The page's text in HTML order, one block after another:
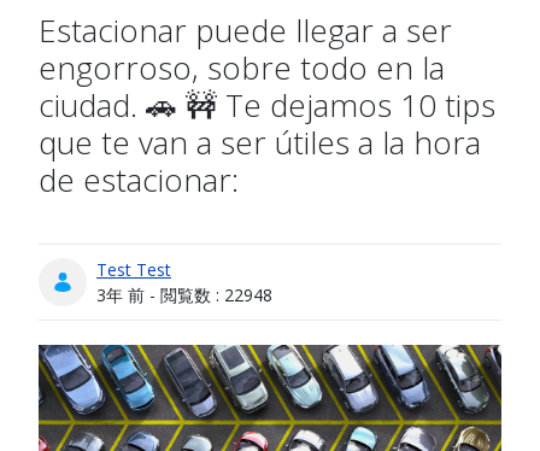
Estacionar puede llegar a ser
engorroso, sobre todo en la
ciudad. 🚗 🚧 Te dejamos 10 tips
que te van a ser útiles a la hora
de estacionar:
Test Test
公開日
3年 前 - 閲覧数 : 22948